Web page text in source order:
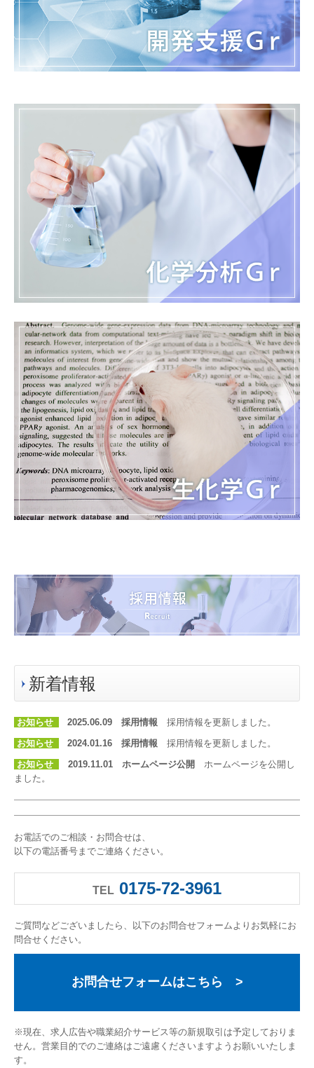
新着情報
お知らせ 2025.06.09 採用情報 採用情報を更新しました。
お知らせ
2024.01.16 採用情報 採用情報を更新しました。
お知らせ
2019.11.01 ホームページ公開 ホームページを公開し
ました。
お電話でのご相談・お問合せは、
以下の電話番号までご連絡ください。
TEL 0175-72-3961
ご質問などございましたら、以下のお問合せフォームよりお気軽にお
問合せください。
お問合せフォームはこちら >
※現在、求人広告や職業紹介サービス等の新規取引は予定しておりま
せん。営業目的でのご連絡はご遠慮くださいますようお願いいたしま
す。